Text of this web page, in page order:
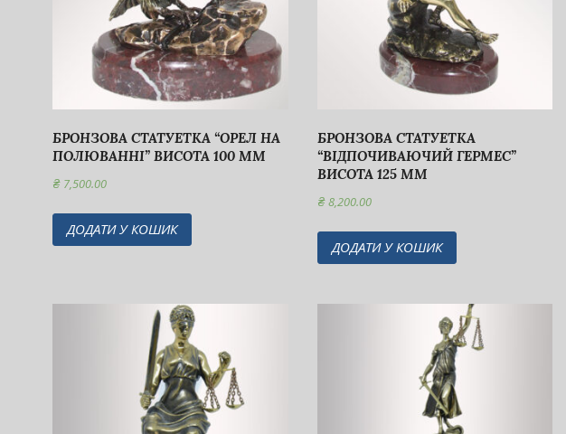
БРОНЗОВА СТАТУЕТКА “ОРЕЛ НА
ПОЛЮВАННІ” ВИСОТА 100 ММ
₴ 7,500.00
ДОДАТИ У КОШИК
БРОНЗОВА СТАТУЕТКА
“ВІДПОЧИВАЮЧИЙ ГЕРМЕС”
ВИСОТА 125 ММ
₴8,200.00
ДОДАТИ У КОШИК